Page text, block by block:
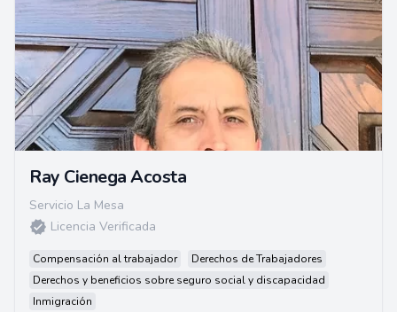
Ray Cienega Acosta
Servicio La Mesa
Licencia Verificada
Compensación al trabajador
Derechos de Trabajadores
Derechos y beneficios sobre seguro social y discapacidad
Inmigración